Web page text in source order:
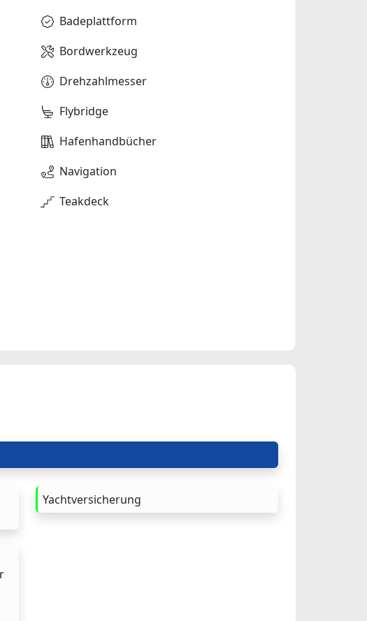
Badeplattform
Bordwerkzeug
Drehzahlmesser
Flybridge
Hafenhandbücher
Navigation
Teakdeck
Yachtversicherung